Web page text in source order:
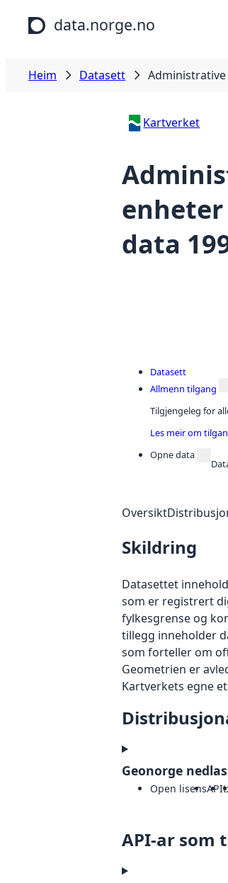
Hopp til hovudinnhald
data.norge.no
Heim Datasett
Kartverket
data
Datasett
Allmenn tilgang
Tilgjengeleg for
Les meir om
Opne data
Oversikt
Skildring
Datasettet
som er registrert
fylkesgrense og
tillegg inneholder
som forteller om
Geometrien er
Kartverkets egne
Geonorge
Open lisensAPI
API-ar som